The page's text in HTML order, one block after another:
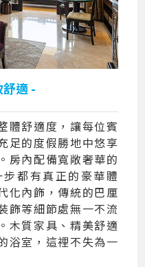
適 -
體舒適度，讓每位賓
足的度假勝地中悠享
房內配備寬敞奢華的
都有真正的豪華體
化內飾，傳統的巴厘
飾等細節處無一不流
木質家具、精美舒適
浴室，這裡不失為一